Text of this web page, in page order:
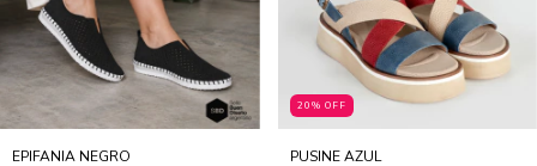
EPIFANIA NEGRO
20% OFF
PUSINE AZUL